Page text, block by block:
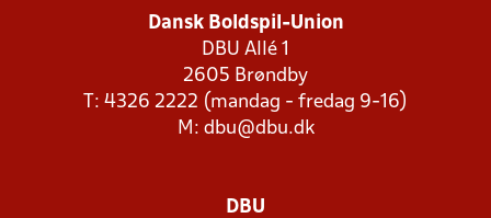
Dansk Boldspil-Union
DBU Allé 1
2605 Brøndby
T: 4326 2222 (mandag - fredag 9-16)
M: dbu@dbu.dk
DBU